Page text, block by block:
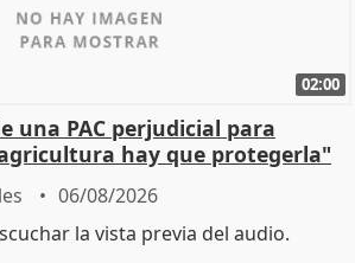
02:00
una PAC perjudicial para
hay que protegerla"
06/08/2026